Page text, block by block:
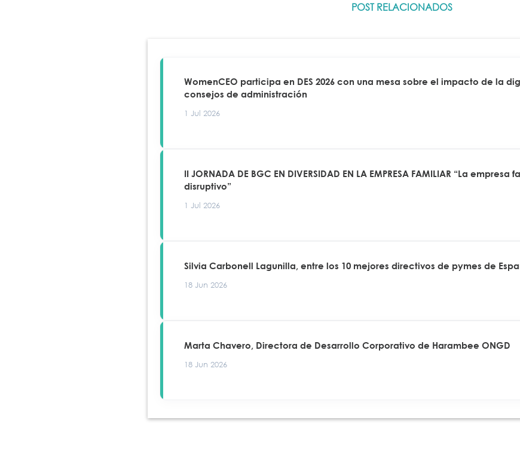
POST RELACIONADOS
WomenCEO participa en DES 2026 con una mesa sobre el impacto de la
consejos de administración
1 Jul 2026
II JORNADA DE BGC EN DIVERSIDAD EN LA EMPRESA FAMILIAR “La
disruptivo”
1 Jul 2026
Silvia Carbonell Lagunilla, entre los 10 mejores directivos de pymes de
18 Jun 2026
Marta Chavero, Directora de Desarrollo Corporativo de Harambee ONGD
18 Jun 2026